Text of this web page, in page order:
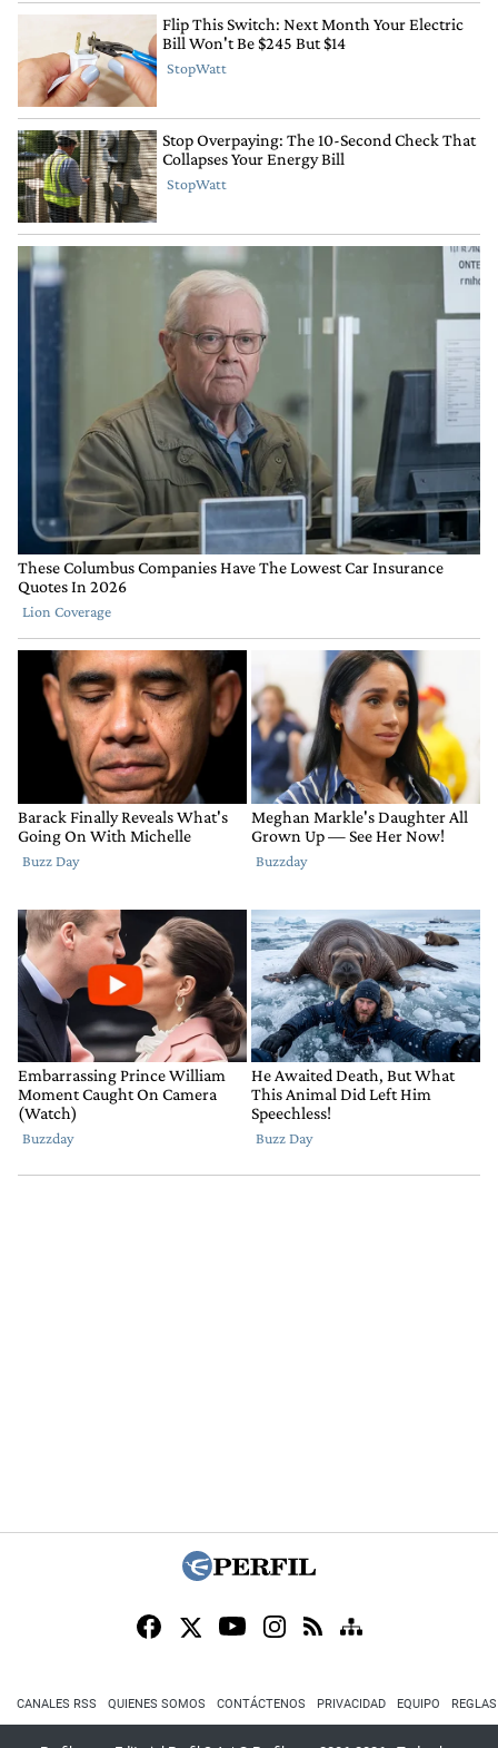
CANALES RSS QUIENES SOMOS CONTÁCTENOS PRIVACIDAD EQUIPO